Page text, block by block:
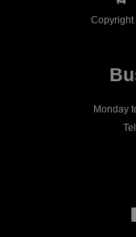
Copyright
Monday